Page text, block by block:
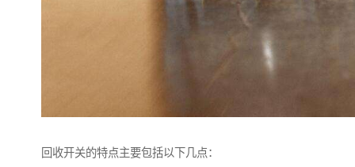
回收开关的特点主要包括以下几点：